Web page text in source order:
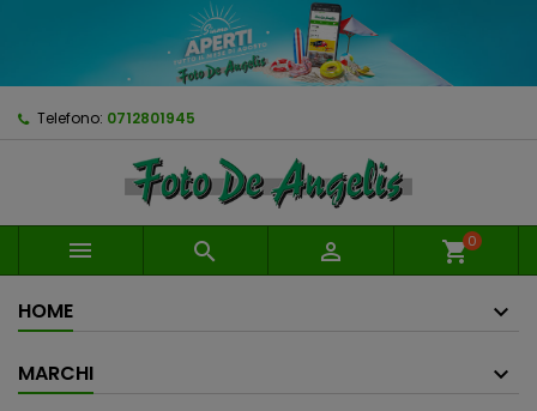
Telefono: 0712801945
   shopping_cart0
HOME
MARCHI